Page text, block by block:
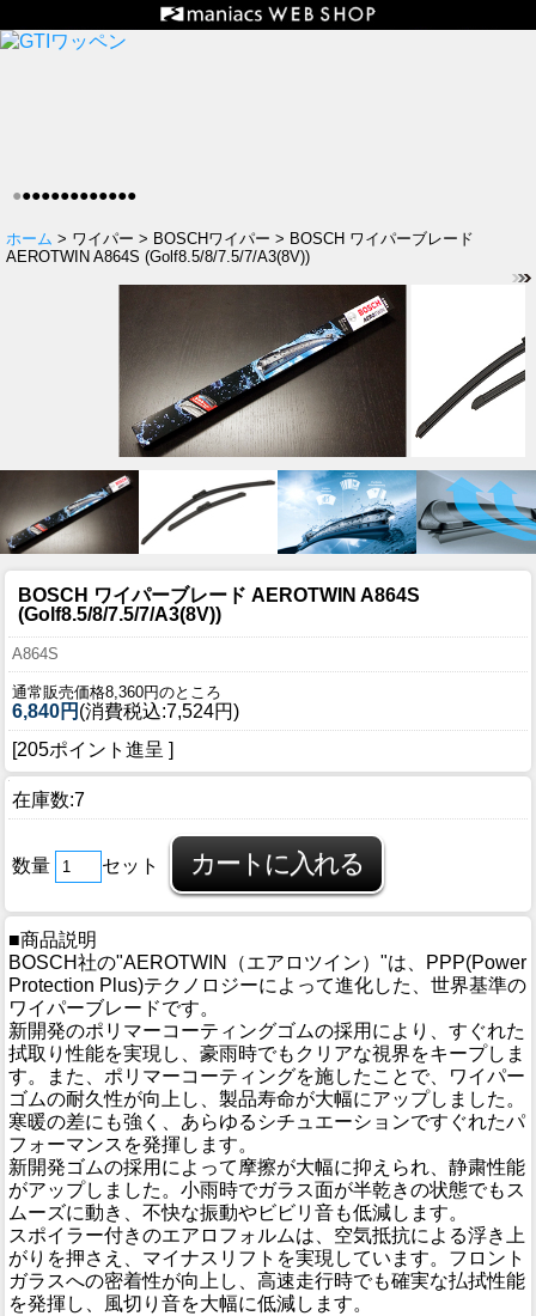
●●●●●●●●●●●●●
ホーム > ワイパー > BOSCHワイパー > BOSCH ワイパーブレード
AEROTWIN A864S (Golf8.5/8/7.5/7/A3(8V))
BOSCH ワイパーブレード AEROTWIN A864S
(Golf8.5/8/7.5/7/A3(8V))
A864S
通常販売価格8,360円のところ
6,840円 (消費税込:7,524円)
[205ポイント進呈 ]
在庫数:7
数量 セット
■商品説明
BOSCH社の"AEROTWIN（エアロツイン）"は、PPP(Power
Protection Plus)テクノロジーによって進化した、世界基準の
ワイパーブレードです。
新開発のポリマーコーティングゴムの採用により、すぐれた
拭取り性能を実現し、豪雨時でもクリアな視界をキープしま
す。また、ポリマーコーティングを施したことで、ワイパー
ゴムの耐久性が向上し、製品寿命が大幅にアップしました。
寒暖の差にも強く、あらゆるシチュエーションですぐれたパ
フォーマンスを発揮します。
新開発ゴムの採用によって摩擦が大幅に抑えられ、静粛性能
がアップしました。小雨時でガラス面が半乾きの状態でもス
ムーズに動き、不快な振動やビビリ音も低減します。
スポイラー付きのエアロフォルムは、空気抵抗による浮き上
がりを押さえ、マイナスリフトを実現しています。フロント
ガラスへの密着性が向上し、高速走行時でも確実な払拭性能
を発揮し、風切り音を大幅に低減します。